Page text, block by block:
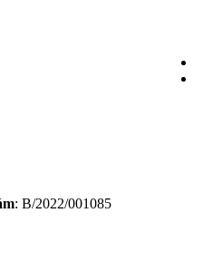
: B/2022/001085